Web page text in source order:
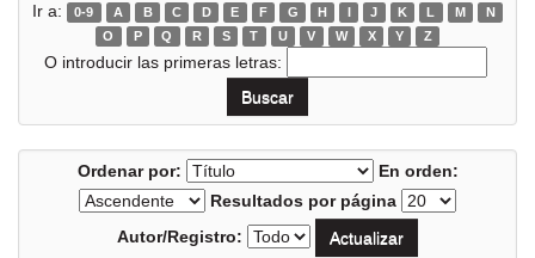
Ir a: 0-9 A B C D E F G H I J K L M
N
O
P Q R S T U V W X Y Z
O introducir las primeras letras:
Ordenar por:
En orden:
Resultados por página
Autor/Registro: